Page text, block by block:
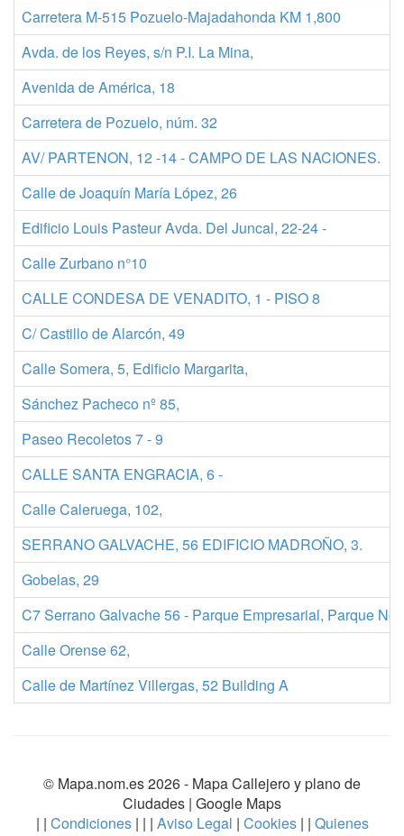
Carretera M-515 Pozuelo-Majadahonda KM 1,800
Avda. de los Reyes, s/n P.I. La Mina,
Avenida de América, 18
Carretera de Pozuelo, núm. 32
AV/ PARTENON, 12 -14 - CAMPO DE LAS NACIONES.
Calle de Joaquín María López, 26
Edificio Louis Pasteur Avda. Del Juncal, 22-24 -
Calle Zurbano n°10
CALLE CONDESA DE VENADITO, 1 - PISO 8
C/ Castillo de Alarcón, 49
Calle Somera, 5, Edificio Margarita,
Sánchez Pacheco nº 85,
Paseo Recoletos 7 - 9
CALLE SANTA ENGRACIA, 6 -
Calle Caleruega, 102,
SERRANO GALVACHE, 56 EDIFICIO MADROÑO, 3.
Gobelas, 29
C7 Serrano Galvache 56 - Parque Empresarial, Parque
Calle Orense 62,
Calle de Martínez Villergas, 52 Building A
© Mapa.nom.es 2026 - Mapa Callejero y plano de
Ciudades | Google Maps
| | Condiciones| | | Aviso Legal | Cookies | | Quienes